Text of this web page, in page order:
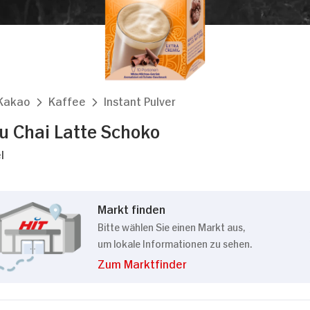
Details
Inhalte und Anzeigen zu personalisieren,
Zugriffe auf unsere Website zu analysieren.
unserer Website an unsere Partner für
führen diese Informationen möglicherweise mit
Präferenzen Statistiken
Kaffee Instant Pulver
Chai Latte Schoko
Markt finden
Bitte wählen Sie einen Markt aus,
um lokale Informationen zu sehen.
Zum Marktfinder